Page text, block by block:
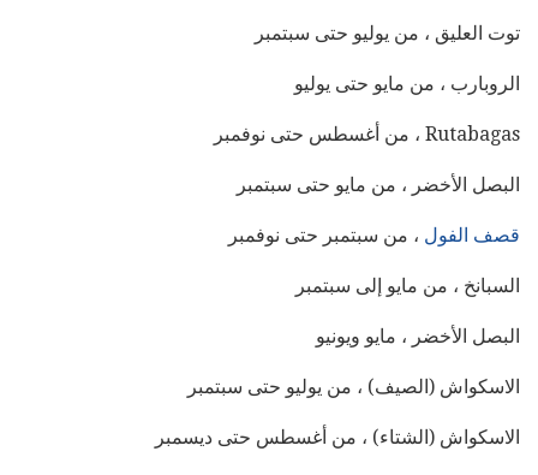
توت العليق ، من يوليو حتى سبتمبر
الروبارب ، من مايو حتى يوليو
Rutabagas ، من أغسطس حتى نوفمبر
البصل الأخضر ، من مايو حتى سبتمبر
قصف الفول ، من سبتمبر حتى نوفمبر
السبانخ ، من مايو إلى سبتمبر
البصل الأخضر ، مايو ويونيو
الاسكواش (الصيف) ، من يوليو حتى سبتمبر
الاسكواش (الشتاء) ، من أغسطس حتى ديسمبر